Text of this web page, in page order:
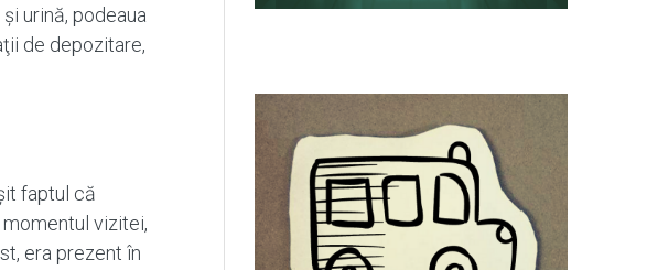
urină, podeaua
de depozitare,
faptul că
vizitei,
era prezent în